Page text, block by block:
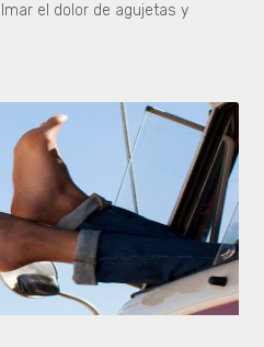
el dolor de agujetas y